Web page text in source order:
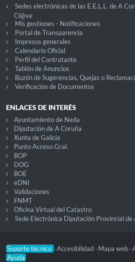
Sedes electrónicas de las E.E.L.L. de A
Cl@ve
Mis gestiones - Notificaciones
Portal de Transparencia
Impresos generales
Calendario Oficial
Perfil del Contratante
Tablón de Anuncios
Buzón de Sugerencias, Quejas o
Verificación de Documentos
ENLACES DE INTERÉS
Ayuntamiento de Neda
Diputación de A Coruña
Xunta de Galicia
Punto Acceso Gral.
BOP
DOG
BOE
eDNI
Validaciones
FNMT
Oficina Virtual del Catastro
Sede Electrónica Diputación Provincial de
Soporte técnico -Accesibilidad - Mapa web -
Ayuda